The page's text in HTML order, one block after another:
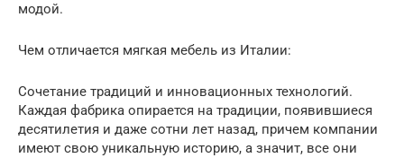
модой.
Чем отличается мягкая мебель из Италии:
Сочетание традиций и инновационных технологий.
Каждая фабрика опирается на традиции, появившиеся
десятилетия и даже сотни лет назад, причем компании
имеют свою уникальную историю, а значит, все они